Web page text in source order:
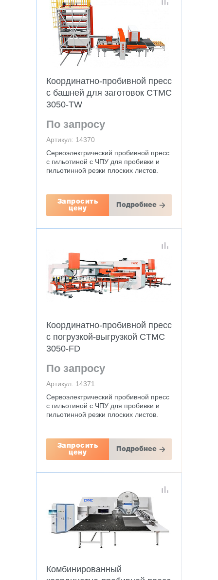
Координатно-пробивной пресс
с башней для заготовок CTMC
3050-TW
По запросу
Артикул: 14370
Сервоэлектрический пробивной пресс
с гильотиной с ЧПУ для пробивки и
гильотинной резки плоских листов.
Запросить
цену
Подробнее
Координатно-пробивной пресс
с погрузкой-выгрузкой CTMC
3050-FD
По запросу
Артикул: 14371
Сервоэлектрический пробивной пресс
с гильотиной с ЧПУ для пробивки и
гильотинной резки плоских листов.
Запросить
цену
Подробнее
Комбинированный